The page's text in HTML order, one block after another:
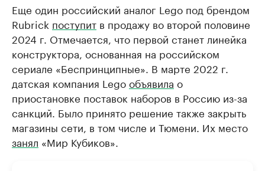
Еще один российский аналог Lego под брендом
Rubrick поступит в продажу во второй половине
2024 г. Отмечается, что первой станет линейка
конструктора, основанная на российском
сериале «Беспринципные». В марте 2022 г.
датская компания Legoобъявила о
приостановке поставок наборов в Россию из-за
санкций. Было принято решение также закрыть
магазины сети, в том числе и Тюмени. Их место
занял «Мир Кубиков».